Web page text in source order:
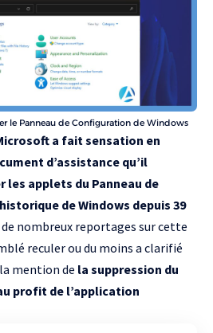
le Panneau de Configuration de Windows
a fait sensation en
d’assistance qu’il
les applets du Panneau de
de Windows depuis 39
nombreux reportages sur cette
reculer ou du moins a clarifié
mention de la suppression du
profit de l’application